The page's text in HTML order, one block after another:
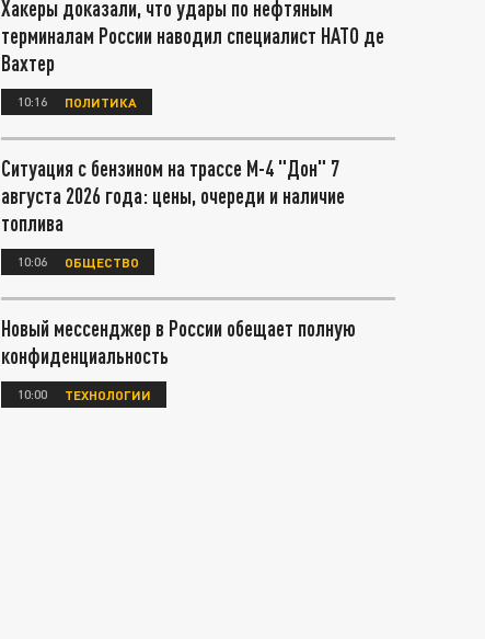
Хакеры доказали, что удары по нефтяным
терминалам России наводил специалист НАТО де
Вахтер
10:16 ПОЛИТИКА
Ситуация с бензином на трассе М-4 "Дон" 7
августа 2026 года: цены, очереди и наличие
топлива
10:06 ОБЩЕСТВО
Новый мессенджер в России обещает полную
конфиденциальность
10:00 ТЕХНОЛОГИИ